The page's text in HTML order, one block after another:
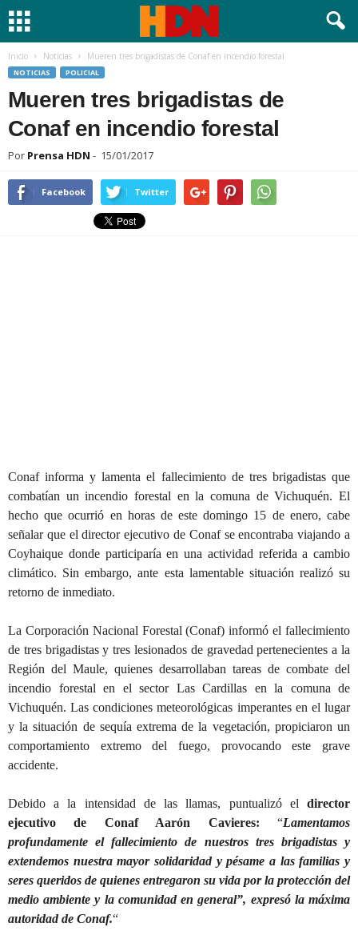
Inicio Noticias Mueren tres brigadistas de Conaf en incendio forestal
NOTICIAS POLICIAL
Mueren tres brigadistas de
Conaf en incendio forestal
Por Prensa HDN - 15/01/2017
Facebook Twitter
Conaf informa y lamenta el fallecimiento de tres brigadistas que
combatían un incendio forestal en la comuna de Vichuquén. El
hecho que ocurrió en horas de este domingo 15 de enero, cabe
señalar que el director ejecutivo de Conaf se encontraba viajando a
Coyhaique donde participaría en una actividad referida a cambio
climático. Sin embargo, ante esta lamentable situación realizó su
retorno de inmediato.
La Corporación Nacional Forestal (Conaf) informó el fallecimiento
de tres brigadistas y tres lesionados de gravedad pertenecientes a la
Región del Maule, quienes desarrollaban tareas de combate del
incendio forestal en el sector Las Cardillas en la comuna de
Vichuquén. Las condiciones meteorológicas imperantes en el lugar
y la situación de sequía extrema de la vegetación, propiciaron un
comportamiento extremo del fuego, provocando este grave
accidente.
Debido a la intensidad de las llamas, puntualizó el director
ejecutivo de Conaf Aarón Cavieres: “Lamentamos
profundamente el fallecimiento de nuestros tres brigadistas y
extendemos nuestra mayor solidaridad y pésame a las familias y
seres queridos de quienes entregaron su vida por la protección del
medio ambiente y la comunidad en general”, expresó la máxima
autoridad de Conaf.“